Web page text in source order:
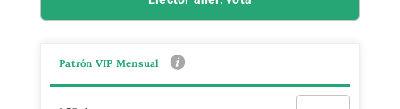
Patrón VIP Mensual